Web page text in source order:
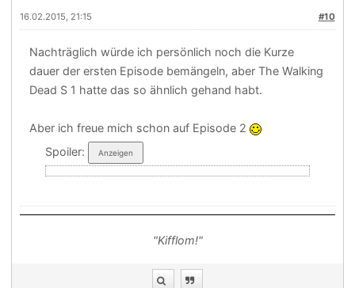
#10
16.02.2015, 21:15
Nachträglich würde ich persönlich noch die Kurze
dauer der ersten Episode bemängeln, aber The Walking
Dead S 1 hatte das so ähnlich gehand habt.
Aber ich freue mich schon auf Episode 2
Spoiler:
"Kifflom!"